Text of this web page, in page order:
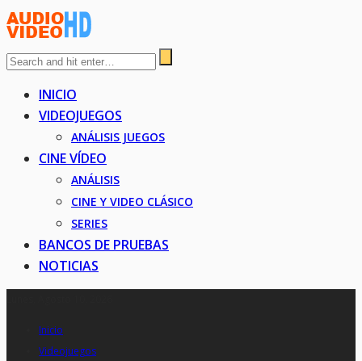
INICIO
VIDEOJUEGOS
ANÁLISIS JUEGOS
CINE VÍDEO
ANÁLISIS
CINE Y VIDEO CLÁSICO
SERIES
BANCOS DE PRUEBAS
NOTICIAS
Inicio
Videojuegos